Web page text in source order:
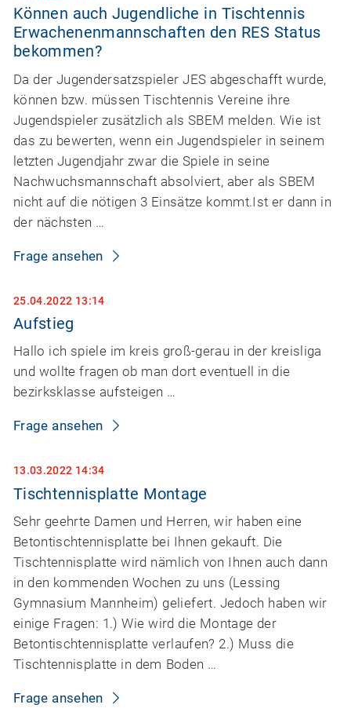
Können auch Jugendliche in Tischtennis
Erwachenenmannschaften den RES Status
bekommen?
Da der Jugendersatzspieler JES abgeschafft wurde,
können bzw. müssen Tischtennis Vereine ihre
Jugendspieler zusätzlich als SBEM melden. Wie ist
das zu bewerten, wenn ein Jugendspieler in seinem
letzten Jugendjahr zwar die Spiele in seine
Nachwuchsmannschaft absolviert, aber als SBEM
nicht auf die nötigen 3 Einsätze kommt.Ist er dann in
der nächsten …
Frage ansehen
25.04.2022 13:14
Aufstieg
Hallo ich spiele im kreis groß-gerau in der kreisliga
und wollte fragen ob man dort eventuell in die
bezirksklasse aufsteigen …
Frage ansehen
13.03.2022 14:34
Tischtennisplatte Montage
Sehr geehrte Damen und Herren, wir haben eine
Betontischtennisplatte bei Ihnen gekauft. Die
Tischtennisplatte wird nämlich von Ihnen auch dann
in den kommenden Wochen zu uns (Lessing
Gymnasium Mannheim) geliefert. Jedoch haben wir
einige Fragen: 1.) Wie wird die Montage der
Betontischtennisplatte verlaufen? 2.) Muss die
Tischtennisplatte in dem Boden …
Frage ansehen